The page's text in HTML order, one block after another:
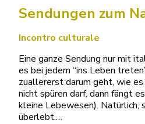
Sendungen zum
Incontro culturale
Eine ganze Sendung nur mit
es bei jedem “ins Leben
zuallererst darum geht, wie es
nicht spüren darf, dann fängt
kleine Lebewesen). Natürlich,
überlebt.…